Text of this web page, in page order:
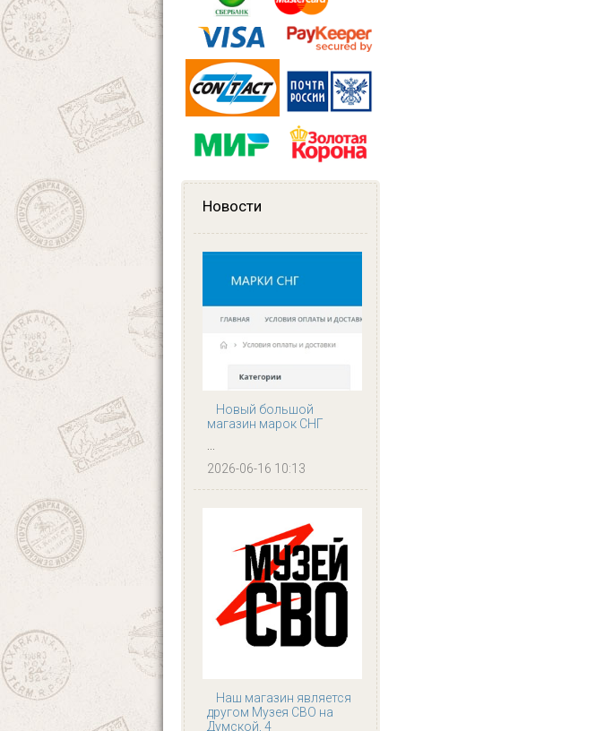
Новости
Новый большой
магазин марок СНГ
...
2026-06-16 10:13
Наш магазин является
другом Музея СВО на
Думской, 4